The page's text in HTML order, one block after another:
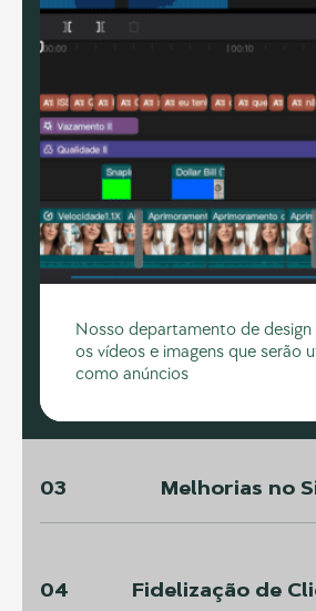
Nosso departamento de
os vídeos e imagens que serão
como anúncios
03 Melhorias no
04 Fidelização de